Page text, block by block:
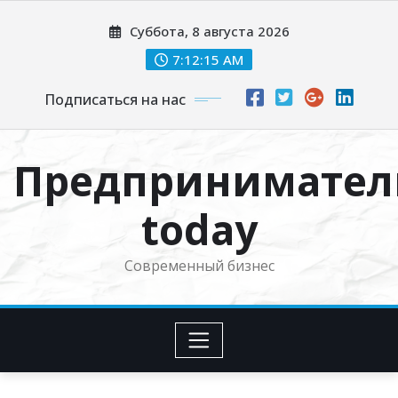
Суббота, 8 августа 2026
7:12:15 AM
Подписаться на нас
today
Современный бизнес